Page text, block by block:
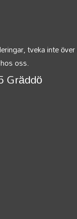
tveka inte
oss.
Gräddö